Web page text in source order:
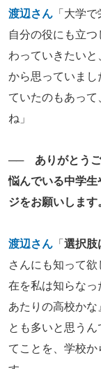
渡辺さん 「大学
自分の役にも立
わっていきたい
から思っていまし
ていたのもあっ
ね」
── ありがとうご
悩んでいる中学
ジをお願いします
渡辺さん 「 選択肢
さんにも知って
在を私は知らな
あたりの高校か
とも多いと思う
てことを、学校か